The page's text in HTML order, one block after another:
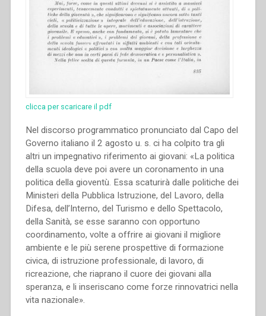
clicca per scaricare il pdf
Nel discorso programmatico pronunciato dal Capo del
Governo italiano il 2 agosto u. s. ci ha colpito tra gli
altri un impegnativo riferimento ai giovani: «La politica
della scuola deve poi avere un coronamento in una
politica della gioventù. Essa scaturirà dalle politiche dei
Ministeri della Pubblica Istruzione, del Lavoro, della
Difesa, dell’Interno, del Turismo e dello Spettacolo,
della Sanità, se esse saranno con opportuno
coordinamento, volte a offrire ai giovani il migliore
ambiente e le più serene prospettive di formazione
civica, di istruzione professionale, di lavoro, di
ricreazione, che riaprano il cuore dei giovani alla
speranza, e li inseriscano come forze rinnovatrici nella
vita nazionale».